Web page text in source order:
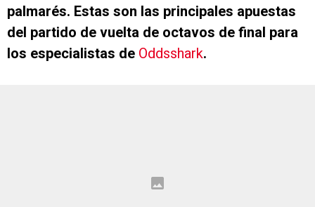
palmarés. Estas son las principales apuestas
del partido de vuelta de octavos de final para
los especialistas de Oddsshark.